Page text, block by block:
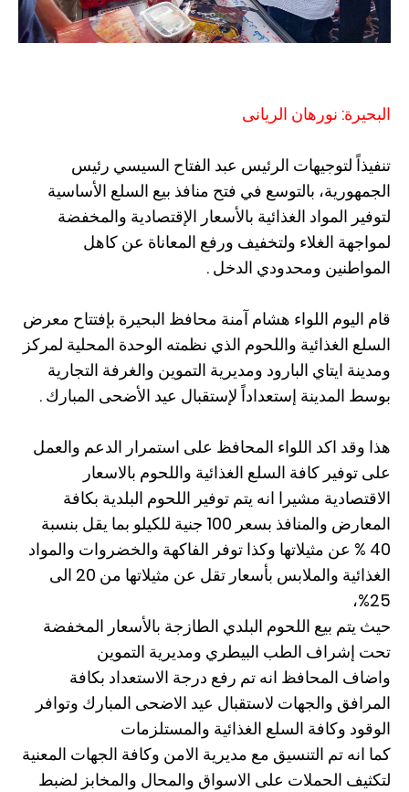
البحيرة: نورهان الريانى
تنفيذاً لتوجيهات الرئيس عبد الفتاح السيسي رئيس
الجمهورية، بالتوسع في فتح منافذ بيع السلع الأساسية
لتوفير المواد الغذائية بالأسعار الإقتصادية والمخفضة
لمواجهة الغلاء ولتخفيف ورفع المعاناة عن كاهل
المواطنين ومحدودي الدخل .
قام اليوم اللواء هشام آمنة محافظ البحيرة بإفتتاح معرض
السلع الغذائية واللحوم الذي نظمته الوحدة المحلية لمركز
ومدينة ايتاي البارود ومديرية التموين والغرفة التجارية
بوسط المدينة إستعداداً لإستقبال عيد الأضحى المبارك .
هذا وقد اكد اللواء المحافظ على استمرار الدعم والعمل
على توفير كافة السلع الغذائية واللحوم بالاسعار
الاقتصادية مشيرا انه يتم توفير اللحوم البلدية بكافة
المعارض والمنافذ بسعر 100 جنية للكيلو بما يقل بنسبة
40 % عن مثيلاتها وكذا توفر الفاكهة والخضروات والمواد
الغذائية والملابس بأسعار تقل عن مثيلاتها من 20 الى
25%،
حيث يتم بيع اللحوم البلدي الطازجة بالأسعار المخفضة
تحت إشراف الطب البيطري ومديرية التموين
واضاف المحافظ انه تم رفع درجة الاستعداد بكافة
المرافق والجهات لاستقبال عيد الاضحى المبارك وتوافر
الوقود وكافة السلع الغذائية والمستلزمات
كما انه تم التنسيق مع مديرية الامن وكافة الجهات المعنية
لتكثيف الحملات على الاسواق والمحال والمخابز لضبط